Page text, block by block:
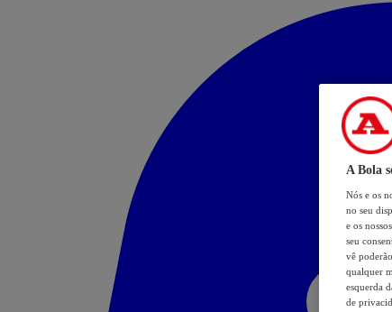
A Bola
Nós e os
no seu
e os
seu
vê
qualquer
esquerda
de